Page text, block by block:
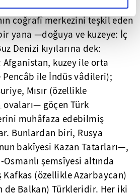
coğrafî merkezini teşkil eden
yana —doğuya ve kuzeye: İç
Denizi kıyılarına dek:
Afganistan, kuzey ile orta
ile İndüs vâdileri);
Mısır (özellikle
ovaları— göçen Türk
muhâfaza edebilmiş
Bunlardan biri, Rusya
bakîyesi Kazan Tatarları—,
şemsîyesi altında
Kafkas (özellikle Azarbaycan)
de Balkan) Türkleridir. Her iki